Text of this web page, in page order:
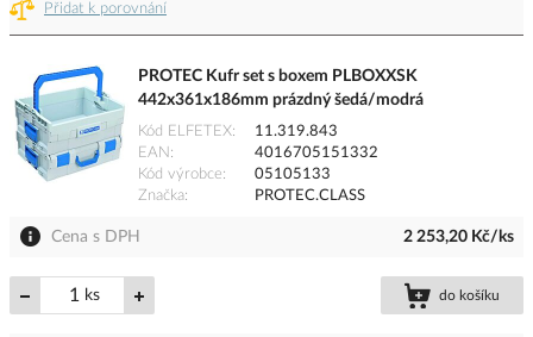
Přidat k porovnání
PROTEC Kufr set s boxem PLBOXXSK
442x361x186mm prázdný šedá/modrá
Kód ELFETEX
11.319.843
EAN
4016705151332
Kód výrobce
05105133
Značka
PROTEC.CLASS
Cena s DPH 2 253,20 Kč/ks
ks do košíku